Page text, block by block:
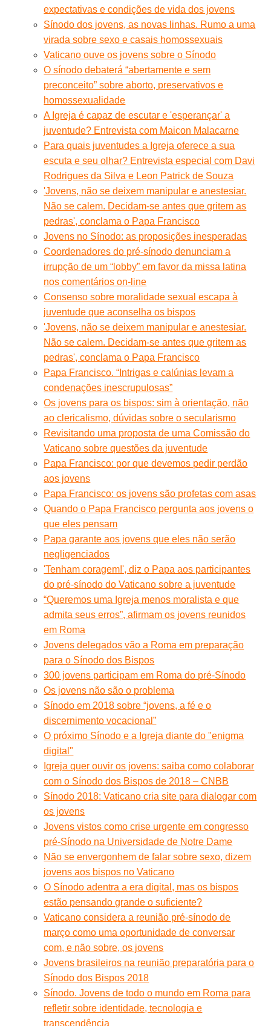
expectativas e condições de vida dos jovens
Sínodo dos jovens, as novas linhas. Rumo a uma
virada sobre sexo e casais homossexuais
Vaticano ouve os jovens sobre o Sínodo
O sínodo debaterá “abertamente e sem
preconceito” sobre aborto, preservativos e
homossexualidade
A Igreja é capaz de escutar e 'esperançar' a
juventude? Entrevista com Maicon Malacarne
Para quais juventudes a Igreja oferece a sua
escuta e seu olhar? Entrevista especial com Davi
Rodrigues da Silva e Leon Patrick de Souza
'Jovens, não se deixem manipular e anestesiar.
Não se calem. Decidam-se antes que gritem as
pedras', conclama o Papa Francisco
Jovens no Sínodo: as proposições inesperadas
Coordenadores do pré-sínodo denunciam a
irrupção de um “lobby” em favor da missa latina
nos comentários on-line
Consenso sobre moralidade sexual escapa à
juventude que aconselha os bispos
'Jovens, não se deixem manipular e anestesiar.
Não se calem. Decidam-se antes que gritem as
pedras', conclama o Papa Francisco
Papa Francisco. “Intrigas e calúnias levam a
condenações inescrupulosas”
Os jovens para os bispos: sim à orientação, não
ao clericalismo, dúvidas sobre o secularismo
Revisitando uma proposta de uma Comissão do
Vaticano sobre questões da juventude
Papa Francisco: por que devemos pedir perdão
aos jovens
Papa Francisco: os jovens são profetas com asas
Quando o Papa Francisco pergunta aos jovens o
que eles pensam
Papa garante aos jovens que eles não serão
negligenciados
'Tenham coragem!', diz o Papa aos participantes
do pré-sínodo do Vaticano sobre a juventude
“Queremos uma Igreja menos moralista e que
admita seus erros”, afirmam os jovens reunidos
em Roma
Jovens delegados vão a Roma em preparação
para o Sínodo dos Bispos
300 jovens participam em Roma do pré-Sínodo
Os jovens não são o problema
Sínodo em 2018 sobre “jovens, a fé e o
discernimento vocacional”
O próximo Sínodo e a Igreja diante do "enigma
digital"
Igreja quer ouvir os jovens: saiba como colaborar
com o Sínodo dos Bispos de 2018 – CNBB
Sínodo 2018: Vaticano cria site para dialogar com
os jovens
Jovens vistos como crise urgente em congresso
pré-Sínodo na Universidade de Notre Dame
Não se envergonhem de falar sobre sexo, dizem
jovens aos bispos no Vaticano
O Sínodo adentra a era digital, mas os bispos
estão pensando grande o suficiente?
Vaticano considera a reunião pré-sínodo de
março como uma oportunidade de conversar
com, e não sobre, os jovens
Jovens brasileiros na reunião preparatória para o
Sínodo dos Bispos 2018
Sínodo. Jovens de todo o mundo em Roma para
refletir sobre identidade, tecnologia e
transcendência